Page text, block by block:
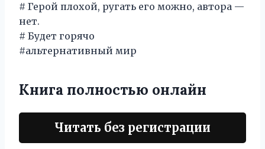
# Герой плохой, ругать его можно, автора —
нет.
# Будет горячо
#альтернативный мир
Книга полностью онлайн
Читать без регистрации